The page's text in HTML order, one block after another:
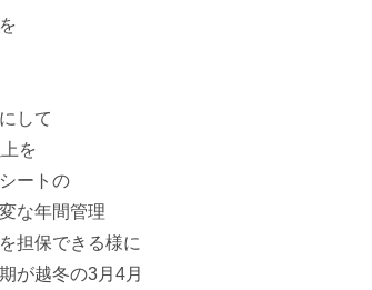
して
を
ートの
な年間管理
担保できる様に
が越冬の3月4月